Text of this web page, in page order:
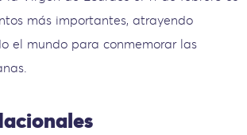
más importantes, atrayendo
el mundo para conmemorar las